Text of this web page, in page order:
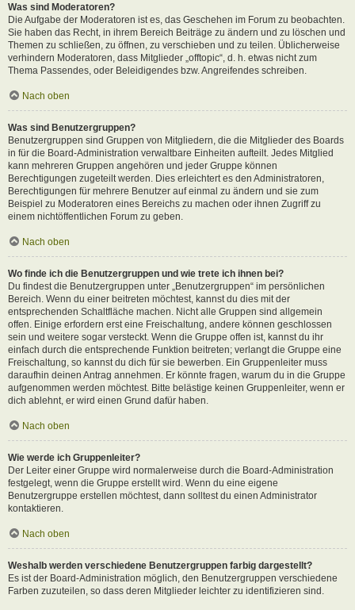
Was sind Moderatoren?
Die Aufgabe der Moderatoren ist es, das Geschehen im Forum zu beobachten.
Sie haben das Recht, in ihrem Bereich Beiträge zu ändern und zu löschen und
Themen zu schließen, zu öffnen, zu verschieben und zu teilen. Üblicherweise
verhindern Moderatoren, dass Mitglieder „offtopic“, d. h. etwas nicht zum
Thema Passendes, oder Beleidigendes bzw. Angreifendes schreiben.
Nach oben
Was sind Benutzergruppen?
Benutzergruppen sind Gruppen von Mitgliedern, die die Mitglieder des Boards
in für die Board-Administration verwaltbare Einheiten aufteilt. Jedes Mitglied
kann mehreren Gruppen angehören und jeder Gruppe können
Berechtigungen zugeteilt werden. Dies erleichtert es den Administratoren,
Berechtigungen für mehrere Benutzer auf einmal zu ändern und sie zum
Beispiel zu Moderatoren eines Bereichs zu machen oder ihnen Zugriff zu
einem nichtöffentlichen Forum zu geben.
Nach oben
Wo finde ich die Benutzergruppen und wie trete ich ihnen bei?
Du findest die Benutzergruppen unter „Benutzergruppen“ im persönlichen
Bereich. Wenn du einer beitreten möchtest, kannst du dies mit der
entsprechenden Schaltfläche machen. Nicht alle Gruppen sind allgemein
offen. Einige erfordern erst eine Freischaltung, andere können geschlossen
sein und weitere sogar versteckt. Wenn die Gruppe offen ist, kannst du ihr
einfach durch die entsprechende Funktion beitreten; verlangt die Gruppe eine
Freischaltung, so kannst du dich für sie bewerben. Ein Gruppenleiter muss
daraufhin deinen Antrag annehmen. Er könnte fragen, warum du in die Gruppe
aufgenommen werden möchtest. Bitte belästige keinen Gruppenleiter, wenn er
dich ablehnt, er wird einen Grund dafür haben.
Nach oben
Wie werde ich Gruppenleiter?
Der Leiter einer Gruppe wird normalerweise durch die Board-Administration
festgelegt, wenn die Gruppe erstellt wird. Wenn du eine eigene
Benutzergruppe erstellen möchtest, dann solltest du einen Administrator
kontaktieren.
Nach oben
Weshalb werden verschiedene Benutzergruppen farbig dargestellt?
Es ist der Board-Administration möglich, den Benutzergruppen verschiedene
Farben zuzuteilen, so dass deren Mitglieder leichter zu identifizieren sind.